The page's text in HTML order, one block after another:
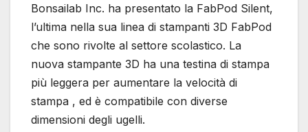
Bonsailab Inc. ha presentato la FabPod Silent,
l’ultima nella sua linea di stampanti 3D FabPod
che sono rivolte al settore scolastico. La
nuova stampante 3D ha una testina di stampa
più leggera per aumentare la velocità di
stampa , ed è compatibile con diverse
dimensioni degli ugelli.